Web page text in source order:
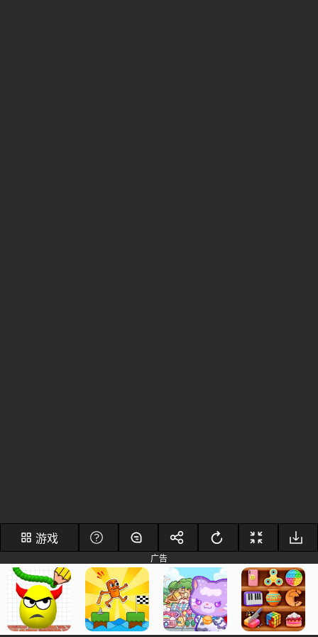
游戏
广告